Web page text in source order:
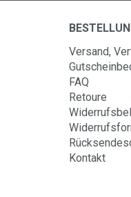
Versand,
FAQ
Retoure
Kontakt